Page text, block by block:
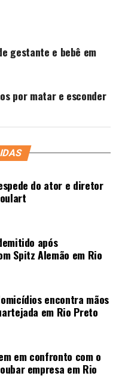
gestante e bebê em
por matar e esconder
do ator e diretor
após
Spitz Alemão em Rio
encontra mãos
em Rio Preto
em confronto com o
empresa em Rio